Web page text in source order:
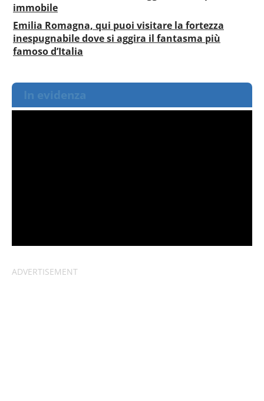
immobile
Emilia Romagna, qui puoi visitare la fortezza
inespugnabile dove si aggira il fantasma più
famoso d’Italia
In evidenza